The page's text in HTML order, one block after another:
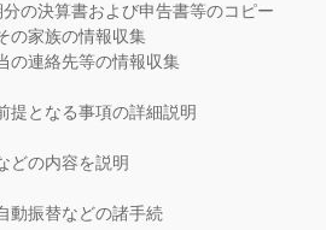
分の決算書および申告書等のコピー
の家族の情報収集
の連絡先等の情報収集
提となる事項の詳細説明
どの内容を説明
動振替などの諸手続